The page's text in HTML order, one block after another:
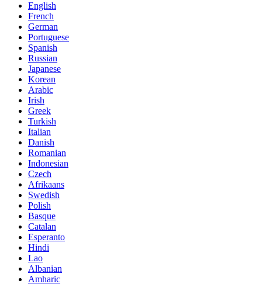
English
French
German
Portuguese
Spanish
Russian
Japanese
Korean
Arabic
Irish
Greek
Turkish
Italian
Danish
Romanian
Indonesian
Czech
Afrikaans
Swedish
Polish
Basque
Catalan
Esperanto
Hindi
Lao
Albanian
Amharic